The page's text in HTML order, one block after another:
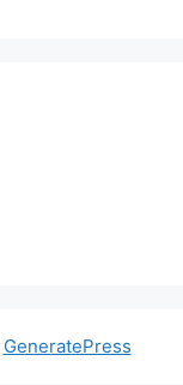
GeneratePress